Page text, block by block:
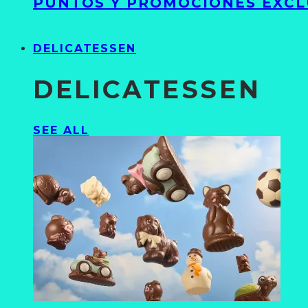
DELICATESSEN
DELICATESSEN
SEE ALL